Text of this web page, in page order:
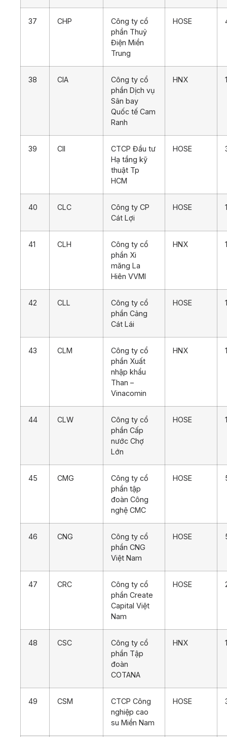
37 CHP
Công ty cổ
phần Thuỷ
Điện Miền
Trung
HOSE
38 CIA
Công ty cổ
phần Dịch vụ
Sân bay
Quốc tế Cam
Ranh
HNX
39 CII
CTCP Đầu tư
Hạ tầng kỹ
thuật Tp
HCM
HOSE
40 CLC
Công ty CP
Cát Lợi
HOSE
41 CLH
Công ty cổ
phần Xi
măng La
Hiên VVMI
HNX
42 CLL
Công ty cổ
phần Cảng
Cát Lái
HOSE
43 CLM
Công ty cổ
phần Xuất
nhập khẩu
Than –
Vinacomin
HNX
44 CLW
Công ty cổ
phần Cấp
nước Chợ
Lớn
HOSE
45 CMG
Công ty cổ
phần tập
đoàn Công
nghệ CMC
HOSE
46 CNG
Công ty cổ
phần CNG
Việt Nam
HOSE
47 CRC
Công ty cổ
phần Create
Capital Việt
Nam
HOSE
48 CSC
Công ty cổ
phần Tập
đoàn
COTANA
HNX
49 CSM
CTCP Công
nghiệp cao
su Miền Nam
HOSE